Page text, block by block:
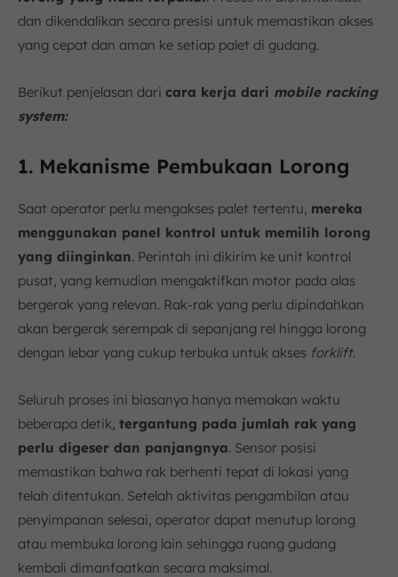
dan dikendalikan secara presisi untuk memastikan akses
yang cepat dan aman ke setiap palet di gudang.
Berikut penjelasan dari cara kerja dari mobile racking
system:
1. Mekanisme Pembukaan Lorong
Saat operator perlu mengakses palet tertentu, mereka
menggunakan panel kontrol untuk memilih lorong
yang diinginkan. Perintah ini dikirim ke unit kontrol
pusat, yang kemudian mengaktifkan motor pada alas
bergerak yang relevan. Rak-rak yang perlu dipindahkan
akan bergerak serempak di sepanjang rel hingga lorong
dengan lebar yang cukup terbuka untuk akses forklift.
Seluruh proses ini biasanya hanya memakan waktu
beberapa detik, tergantung pada jumlah rak yang
perlu digeser dan panjangnya. Sensor posisi
memastikan bahwa rak berhenti tepat di lokasi yang
telah ditentukan. Setelah aktivitas pengambilan atau
penyimpanan selesai, operator dapat menutup lorong
atau membuka lorong lain sehingga ruang gudang
kembali dimanfaatkan secara maksimal.